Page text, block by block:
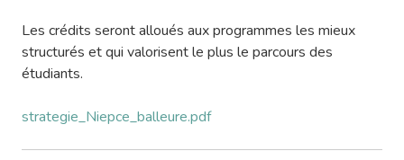
Les crédits seront alloués aux programmes les mieux
structurés et qui valorisent le plus le parcours des
étudiants.
strategie_Niepce_balleure.pdf